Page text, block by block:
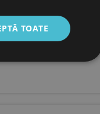
TOATE